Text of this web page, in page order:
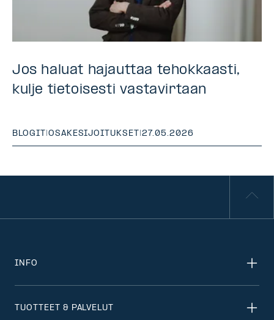
Jos haluat hajauttaa tehokkaasti,
kulje tietoisesti vastavirtaan
BLOGIT |OSAKESIJOITUKSET |27.05.2026
INFO
TUOTTEET & PALVELUT